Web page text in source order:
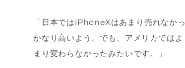
「日本ではiPhoneXはあまり売れなか
かなり高いよう。でも、アメリカでは
まり変わらなかったみたいです。」